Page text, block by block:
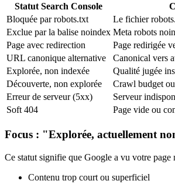
Statut Search Console
Bloquée par robots.txt
Le fichier
Exclue par la balise noindex Meta robots
Page avec redirection
Page redirigée
URL canonique alternative
Canonical vers
Explorée, non indexée
Qualité jugée
Découverte, non explorée
Crawl budget
Erreur de serveur (5xx)
Serveur
Soft 404
Page vide ou
Focus : "Explorée, actuellement
Ce statut signifie que Google a vu votre
Contenu trop court ou superficiel